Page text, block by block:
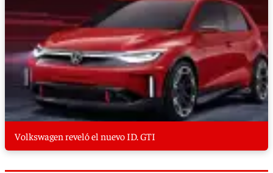
Volkswagen reveló el nuevo ID. GTI